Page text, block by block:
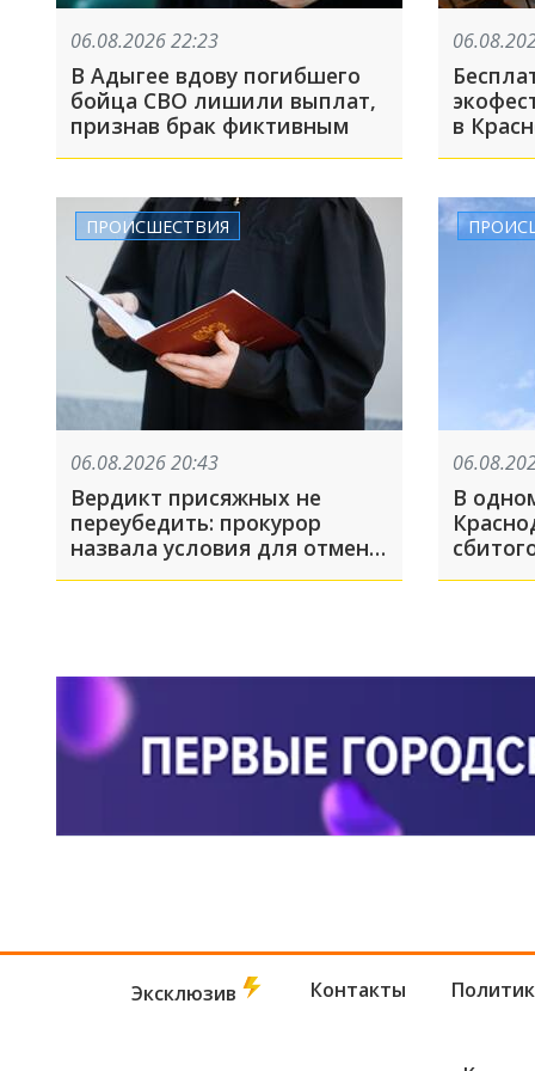
06.08.2026 22:23
В Адыгее вдову погибшего
бойца СВО лишили выплат,
признав брак фиктивным
в
ПРОИСШЕСТВИЯ
06.08.2026 20:43
Вердикт присяжных не
переубедить: прокурор
назвала условия для отмены
приговора убийцам
В
Эксклюзив Контакты